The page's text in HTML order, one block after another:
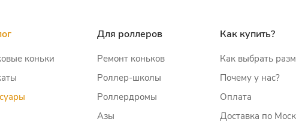
коньки
Для роллеров
Ремонт коньков
Роллер-школы
Роллердромы
Азы
Как купить?
Как выбрать
Почему у нас?
Оплата
Доставка по